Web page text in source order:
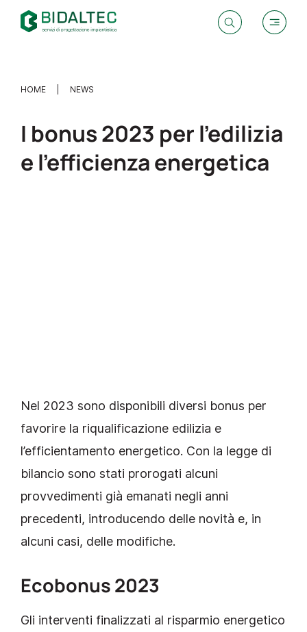
HOME NEWS
I bonus 2023 per l’edilizia
e l’efficienza energetica
Nel 2023 sono disponibili diversi bonus per
favorire la riqualificazione edilizia e
l’efficientamento energetico. Con la legge di
bilancio sono stati prorogati alcuni
provvedimenti già emanati negli anni
precedenti, introducendo delle novità e, in
alcuni casi, delle modifiche.
Ecobonus 2023
Gli interventi finalizzati al risparmio energetico